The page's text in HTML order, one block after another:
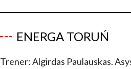
ENERGA TORUŃ
Trener: Algirdas Paulauskas.